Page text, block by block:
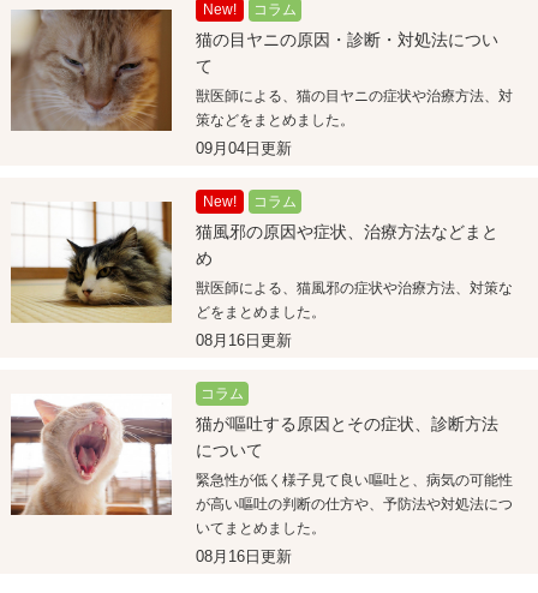
New! コラム
猫の目ヤニの原因・診断・対処法につい
て
獣医師による、猫の目ヤニの症状や治療方法、対
策などをまとめました。
09月04日更新
New! コラム
猫風邪の原因や症状、治療方法などまと
め
獣医師による、猫風邪の症状や治療方法、対策な
どをまとめました。
08月16日更新
コラム
猫が嘔吐する原因とその症状、診断方法
について
緊急性が低く様子見て良い嘔吐と、病気の可能性
が高い嘔吐の判断の仕方や、予防法や対処法につ
いてまとめました。
08月16日更新